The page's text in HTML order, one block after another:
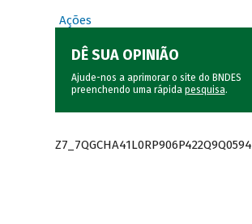
Ações
DÊ SUA OPINIÃO
Ajude-nos a aprimorar o site do BNDES
preenchendo uma rápida pesquisa.
Z7_7QGCHA41L0RP906P422Q9Q0594